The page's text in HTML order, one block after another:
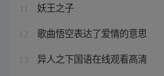
妖王之子
12 歌曲悟空表达了爱情的意思
13 异人之下国语在线观看高清